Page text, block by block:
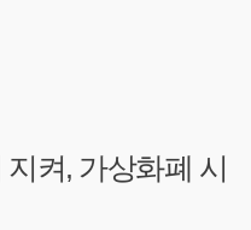
켜, 가상화폐 시